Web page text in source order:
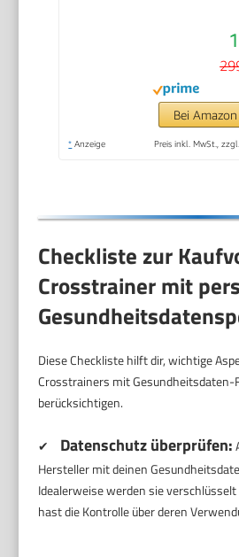
Monitor und
Pulsmessung
Bei
* Anzeige Preis inkl. MwSt.,
Checkliste zur
Crosstrainer mit
Diese Checkliste hilft dir, wichtige
Crosstrainers mit Gesundheitsdaten-
berücksichtigen.
✔ Datenschutz überprüfen:
Hersteller mit deinen
Idealerweise werden sie
hast die Kontrolle über deren